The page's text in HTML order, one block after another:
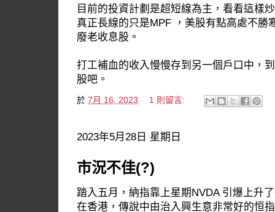
目前的投資計劃是超短線為主，看看這樣
真正長線的只是MPF ，美股有點高處不勝
廢老收息股。
打工補血的收入慢慢存到另一個戶口中，
股吧。
於 7月 16, 2023 1 則留言:
2023年5月28日 星期日
市況不佳(?)
踏入五月，納指靠上星期NVDA 引爆上升
在香港，傳說中由治入興生意非常好的恒